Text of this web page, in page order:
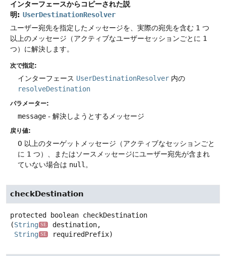
インターフェースからコピーされた説
明: UserDestinationResolver
ユーザー宛先を指定したメッセージを、実際の宛先を含む 1 つ
以上のメッセージ（アクティブなユーザーセッションごとに 1
つ）に解決します。
次で指定:
インターフェース UserDestinationResolver 内の
resolveDestination
パラメーター:
message - 解決しようとするメッセージ
戻り値:
0 以上のターゲットメッセージ（アクティブなセッションごと
に 1 つ）、またはソースメッセージにユーザー宛先が含まれ
ていない場合は null 。
checkDestination
protected boolean checkDestination
(String SE
destination,
String SE requiredPrefix)